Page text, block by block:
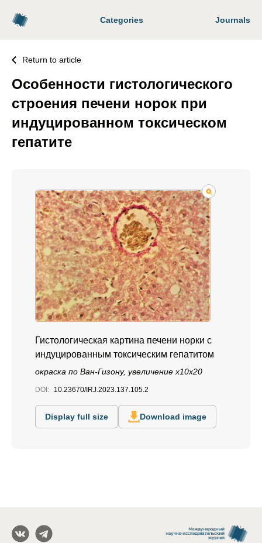
Categories Journals
Return to article
Особенности гистологического
строения печени норок при
индуцированном токсическом
гепатите
Гистологическая картина печени норки с
индуцированным токсическим гепатитом
окраска по Ван-Гизону, увеличение x10x20
DOI: 10.23670/IRJ.2023.137.105.2
Display full size Download image